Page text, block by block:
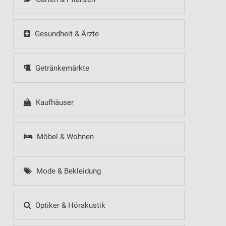
Gesundheit & Ärzte
Getränkemärkte
Kaufhäuser
Möbel & Wohnen
Mode & Bekleidung
Optiker & Hörakustik